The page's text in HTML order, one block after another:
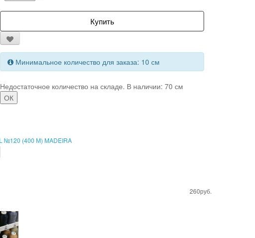
Купить
Минимальное количество для заказа: 10 см
Недостаточное количество на складе. В наличии: 70 см
ОК
260руб.